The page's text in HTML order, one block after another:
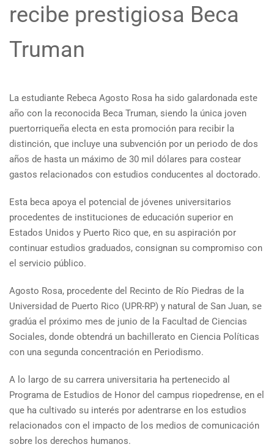
recibe prestigiosa Beca
Truman
La estudiante Rebeca Agosto Rosa ha sido galardonada este
año con la reconocida Beca Truman, siendo la única joven
puertorriqueña electa en esta promoción para recibir la
distinción, que incluye una subvención por un periodo de dos
años de hasta un máximo de 30 mil dólares para costear
gastos relacionados con estudios conducentes al doctorado.
Esta beca apoya el potencial de jóvenes universitarios
procedentes de instituciones de educación superior en
Estados Unidos y Puerto Rico que, en su aspiración por
continuar estudios graduados, consignan su compromiso con
el servicio público.
Agosto Rosa, procedente del Recinto de Río Piedras de la
Universidad de Puerto Rico (UPR-RP) y natural de San Juan, se
gradúa el próximo mes de junio de la Facultad de Ciencias
Sociales, donde obtendrá un bachillerato en Ciencia Políticas
con una segunda concentración en Periodismo.
A lo largo de su carrera universitaria ha pertenecido al
Programa de Estudios de Honor del campus riopedrense, en el
que ha cultivado su interés por adentrarse en los estudios
relacionados con el impacto de los medios de comunicación
sobre los derechos humanos.